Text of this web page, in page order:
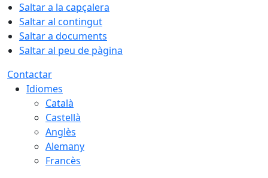
Saltar a la capçalera
Saltar al contingut
Saltar a documents
Saltar al peu de pàgina
Contactar
Idiomes
Català
Castellà
Anglès
Alemany
Francès